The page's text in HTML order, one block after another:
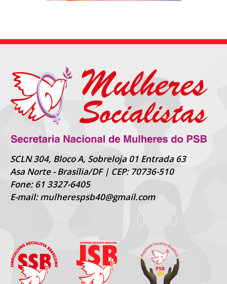
SCLN 304, Bloco A, Sobreloja 01 Entrada 63
Asa Norte - Brasília/DF | CEP: 70736-510
Fone: 61 3327-6405
E-mail: mulherespsb40@gmail.com